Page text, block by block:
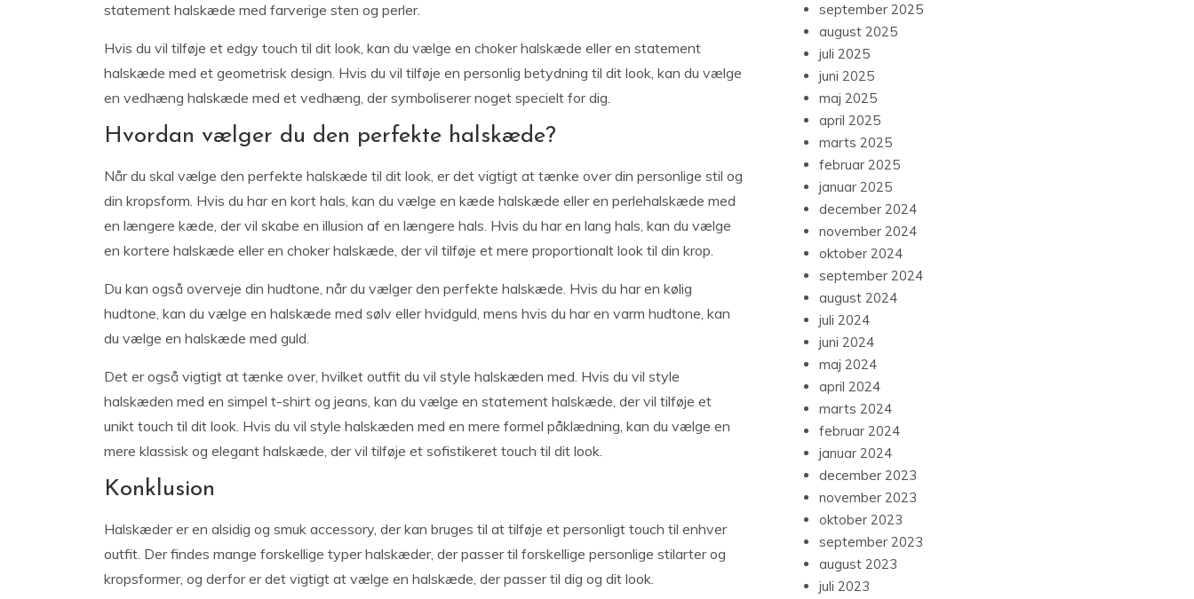
statement halskæde med farverige sten og perler.
Hvis du vil tilføje et edgy touch til dit look, kan du vælge en choker halskæde eller en statement
halskæde med et geometrisk design. Hvis du vil tilføje en personlig betydning til dit look, kan du vælge
en vedhæng halskæde med et vedhæng, der symboliserer noget specielt for dig.
Hvordan vælger du den perfekte halskæde?
Når du skal vælge den perfekte halskæde til dit look, er det vigtigt at tænke over din personlige stil og
din kropsform. Hvis du har en kort hals, kan du vælge en kæde halskæde eller en perlehalskæde med
en længere kæde, der vil skabe en illusion af en længere hals. Hvis du har en lang hals, kan du vælge
en kortere halskæde eller en choker halskæde, der vil tilføje et mere proportionalt look til din krop.
Du kan også overveje din hudtone, når du vælger den perfekte halskæde. Hvis du har en kølig
hudtone, kan du vælge en halskæde med sølv eller hvidguld, mens hvis du har en varm hudtone, kan
du vælge en halskæde med guld.
Det er også vigtigt at tænke over, hvilket outfit du vil style halskæden med. Hvis du vil style
halskæden med en simpel t-shirt og jeans, kan du vælge en statement halskæde, der vil tilføje et
unikt touch til dit look. Hvis du vil style halskæden med en mere formel påklædning, kan du vælge en
mere klassisk og elegant halskæde, der vil tilføje et sofistikeret touch til dit look.
Konklusion
Halskæder er en alsidig og smuk accessory, der kan bruges til at tilføje et personligt touch til enhver
outfit. Der findes mange forskellige typer halskæder, der passer til forskellige personlige stilarter og
kropsformer, og derfor er det vigtigt at vælge en halskæde, der passer til dig og dit look.
september 2025
august 2025
juli 2025
juni 2025
maj 2025
april 2025
marts 2025
februar 2025
januar 2025
december 2024
november 2024
oktober 2024
september 2024
august 2024
juli 2024
juni 2024
maj 2024
april 2024
marts 2024
februar 2024
januar 2024
december 2023
november 2023
oktober 2023
september 2023
august 2023
juli 2023